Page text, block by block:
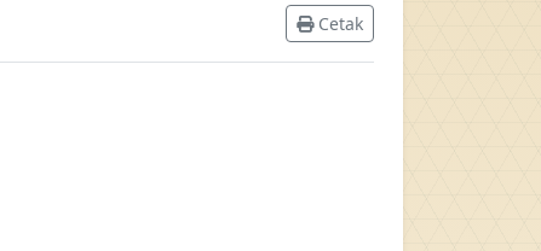
Cetak